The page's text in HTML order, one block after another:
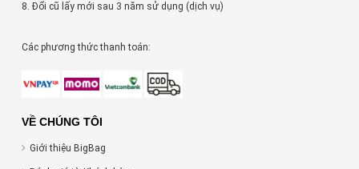
8. Đổi cũ lấy mới sau 3 năm sử dụng (dịch vụ)
Các phương thức thanh toán:
VỀ CHÚNG TÔI
Giới thiệu BigBag